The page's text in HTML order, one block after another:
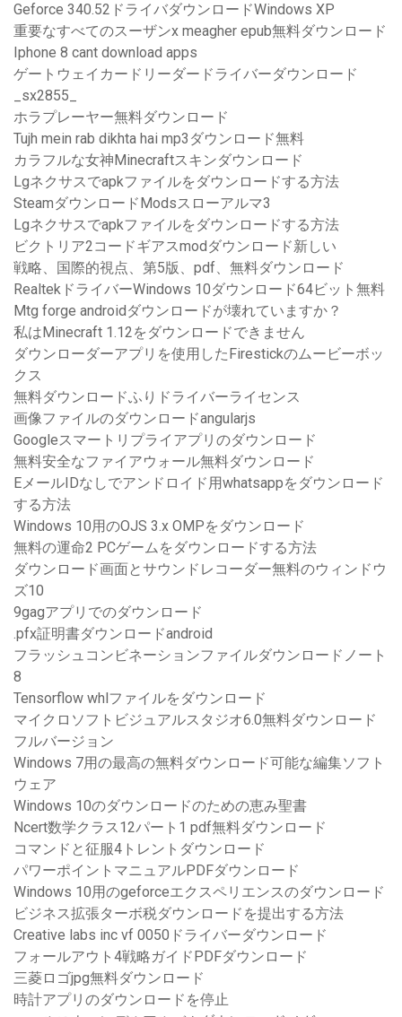
Geforce 340.52ドライバダウンロードWindows XP
重要なすべてのスーザンx meagher epub無料ダウンロード
Iphone 8 cant download apps
ゲートウェイカードリーダードライバーダウンロード
_sx2855_
ホラプレーヤー無料ダウンロード
Tujh mein rab dikhta hai mp3ダウンロード無料
カラフルな女神Minecraftスキンダウンロード
Lgネクサスでapkファイルをダウンロードする方法
SteamダウンロードModsスローアルマ3
Lgネクサスでapkファイルをダウンロードする方法
ビクトリア2コードギアスmodダウンロード新しい
戦略、国際的視点、第5版、pdf、無料ダウンロード
RealtekドライバーWindows 10ダウンロード64ビット無料
Mtg forge androidダウンロードが壊れていますか？
私はMinecraft 1.12をダウンロードできません
ダウンローダーアプリを使用したFirestickのムービーボッ
クス
無料ダウンロードふりドライバーライセンス
画像ファイルのダウンロードangularjs
Googleスマートリプライアプリのダウンロード
無料安全なファイアウォール無料ダウンロード
EメールIDなしでアンドロイド用whatsappをダウンロード
する方法
Windows 10用のOJS 3.x OMPをダウンロード
無料の運命2 PCゲームをダウンロードする方法
ダウンロード画面とサウンドレコーダー無料のウィンドウ
ズ10
9gagアプリでのダウンロード
.pfx証明書ダウンロードandroid
フラッシュコンビネーションファイルダウンロードノート
8
Tensorflow whlファイルをダウンロード
マイクロソフトビジュアルスタジオ6.0無料ダウンロード
フルバージョン
Windows 7用の最高の無料ダウンロード可能な編集ソフト
ウェア
Windows 10のダウンロードのための恵み聖書
Ncert数学クラス12パート1 pdf無料ダウンロード
コマンドと征服4トレントダウンロード
パワーポイントマニュアルPDFダウンロード
Windows 10用のgeforceエクスペリエンスのダウンロード
ビジネス拡張ターボ税ダウンロードを提出する方法
Creative labs inc vf 0050ドライバーダウンロード
フォールアウト4戦略ガイドPDFダウンロード
三菱ロゴjpg無料ダウンロード
時計アプリのダウンロードを停止